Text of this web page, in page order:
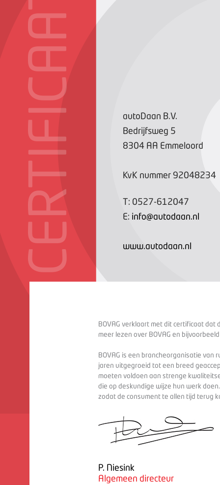
CERTIFICAAT
autoDaan B.V.
Bedrijfsweg 5
8304 AA Emmeloord
KvK nummer 92048234
T: 0527-612047
E: info@autodaan.nl
www.autodaan.nl
BOVAG verklaart met dit certificaat dat
meer lezen over BOVAG en
BOVAG is een brancheorganisatie van
jaren uitgegroeid tot een breed
moeten voldoen aan strenge
die op deskundige wijze hun werk
zodat de consument te allen tijd terug
P. Niesink
Algemeen directeur